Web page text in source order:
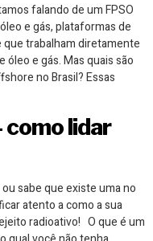
falando de um FPSO
e gás, plataformas de
trabalham diretamente
óleo e gás. Mas quais são
no Brasil? Essas
como lidar
sabe que existe uma no
atento a como a sua
radioativo! O que é um